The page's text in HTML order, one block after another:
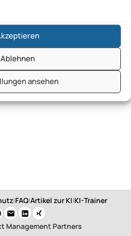
Ablehnen
ansehen
|FAQ|Artikel zur KI|KI-Trainer
Management Partners